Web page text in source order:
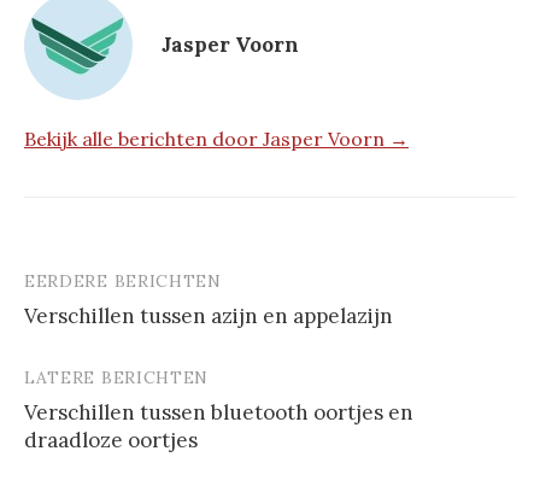
Jasper Voorn
Bekijk alle berichten door Jasper Voorn →
Berichtnavigatie
EERDERE BERICHTEN
Verschillen tussen azijn en appelazijn
LATERE BERICHTEN
Verschillen tussen bluetooth oortjes en
draadloze oortjes